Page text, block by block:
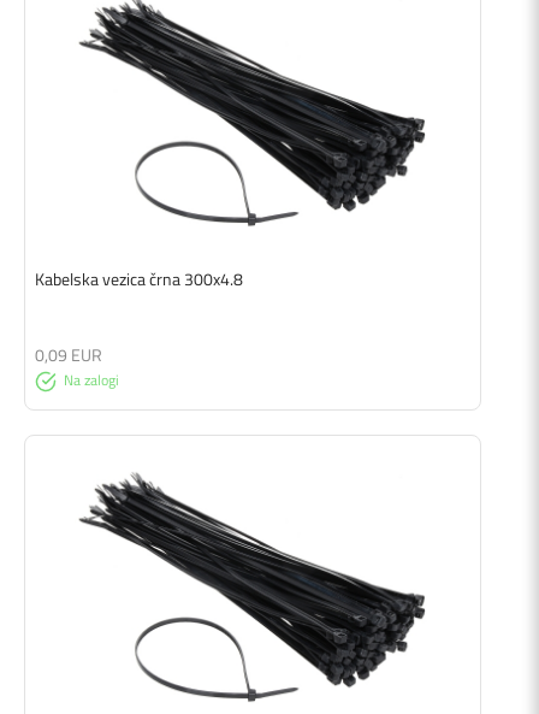
Kabelska vezica črna 300x4.8
Na zalogi
0,09 EUR